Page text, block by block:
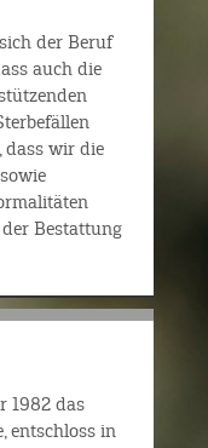
der Beruf
auch die
dass wir die
Bestattung
1982 das
entschloss in